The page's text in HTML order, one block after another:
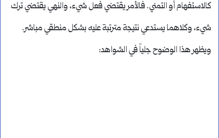
كالاستفهام أو التمني. فالأمر يقتضي فعل شيء، والنهي يقتضي ترك
شيء، وكلاهما يستدعي نتيجة مترتبة عليه بشكل منطقي مباشر.
ويظهر هذا الوضوح جلياً في الشواهد: